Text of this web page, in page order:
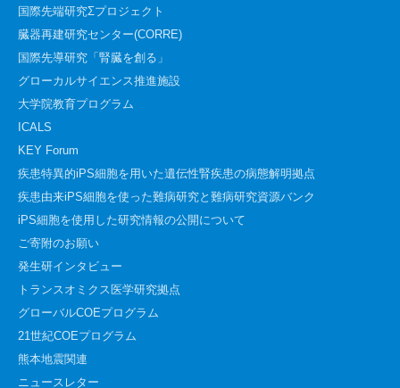
国際先端研究Σプロジェクト
臓器再建研究センター(CORRE)
国際先導研究「腎臓を創る」
グローカルサイエンス推進施設
大学院教育プログラム
ICALS
KEY Forum
疾患特異的iPS細胞を用いた遺伝性腎疾患の病態解明拠点
疾患由来iPS細胞を使った難病研究と難病研究資源バンク
iPS細胞を使用した研究情報の公開について
ご寄附のお願い
発生研インタビュー
トランスオミクス医学研究拠点
グローバルCOEプログラム
21世紀COEプログラム
熊本地震関連
ニュースレター